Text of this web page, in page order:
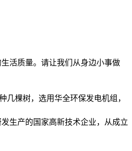
活质量。请让我们从身边小事做
棵树，选用华全环保发电机组，
生产的国家高新技术企业，从成立